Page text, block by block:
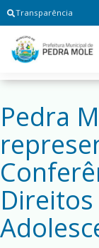
Transparência
Pedra